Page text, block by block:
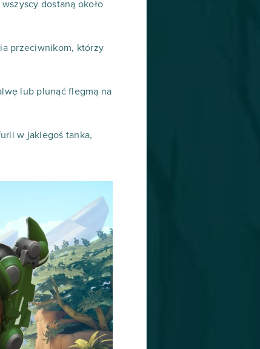
dostaną około
przeciwnikom, którzy
lub plunąć flegmą na
w jakiegoś tanka,